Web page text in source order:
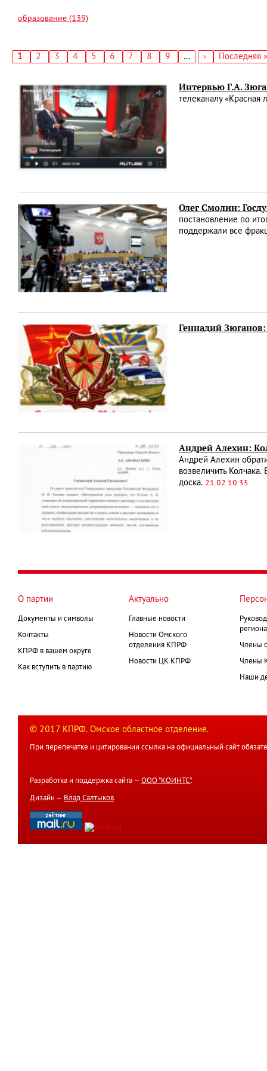
образование (139)
Текущая
1 Страница
2 Страница
3 Страница
4 Страница
5 Страница
6 Страница
7 Страница
8 Страница
9 …
Следующая
›
Последняя
Последняя »
Интервью Г.А.
телеканалу
Олег Смолин:
постановление по
поддержали все
Геннадий
Андрей Алехин:
Андрей Алехин
возвеличить
доска. 21.02 10:35
О партии
Документы и символы
Контакты
КПРФ в вашем округе
Как вступить в партию
Актуально
Главные новости
Новости Омского
отделения КПРФ
Новости ЦК КПРФ
Члены
Члены
Наши
© 2017 КПРФ. Омское областное отделение.
При перепечатке и цитировании ссылка на официальный сайт
Разработка и поддержка сайта — ООО "КОИНТС".
Дизайн — Влад Салтыков.